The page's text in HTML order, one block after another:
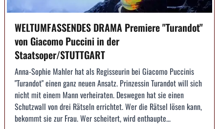
WELTUMFASSENDES DRAMA Premiere "Turandot"
von Giacomo Puccini in der
Staatsoper/STUTTGART
Anna-Sophie Mahler hat als Regisseurin bei Giacomo Puccinis
"Turandot" einen ganz neuen Ansatz. Prinzessin Turandot will sich
nicht mit einem Mann verheiraten. Deswegen hat sie einen
Schutzwall von drei Rätseln errichtet. Wer die Rätsel lösen kann,
bekommt sie zur Frau. Wer scheitert, wird enthaupte...